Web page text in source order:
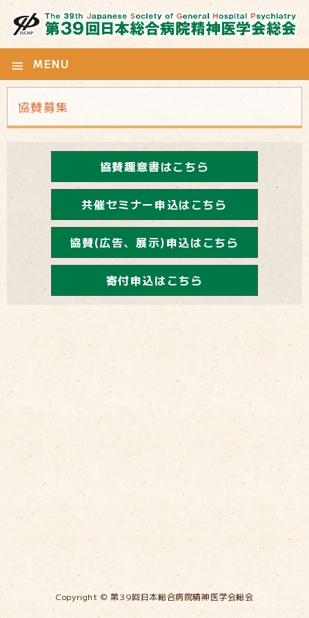
menu MENU
協賛募集
協賛趣意書はこちら
共催セミナー申込はこちら
協賛(広告、展示)申込はこちら
寄付申込はこちら
Copyright © 第39回日本総合病院精神医学会総会